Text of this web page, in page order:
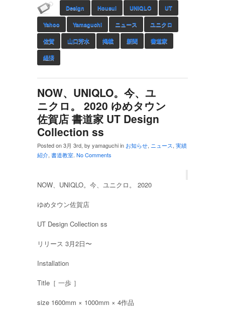
Design Housui UNIQLO UT
Yahoo Yamaguchi ニュース ユニクロ
佐賀 山口芳水 掲載 新聞 書道家
経済
NOW、UNIQLO。今、ユ
ニクロ。 2020 ゆめタウン
佐賀店 書道家 UT Design
Collection ss
Posted on 3月 3rd, by yamaguchi in お知らせ, ニュース, 実績
紹介, 書道教室. No Comments
NOW、UNIQLO。今、ユニクロ。 2020
ゆめタウン佐賀店
UT Design Collection ss
リリース 3月2日〜
Installation
Title［ 一歩 ］
size 1600mm × 1000mm × 4作品